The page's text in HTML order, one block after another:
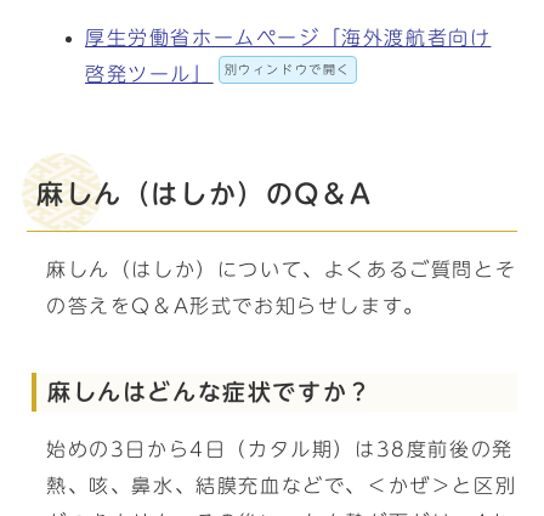
厚生労働省ホームページ「海外渡航者向け
啓発ツール」
別ウィンドウで開く
麻しん（はしか）のQ＆A
麻しん（はしか）について、よくあるご質問とそ
の答えをQ＆A形式でお知らせします。
麻しんはどんな症状ですか？
始めの3日から4日（カタル期）は38度前後の発
熱、咳、鼻水、結膜充血などで、＜かぜ＞と区別